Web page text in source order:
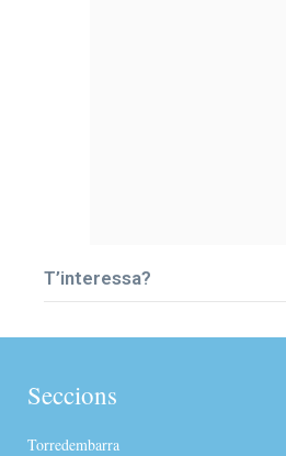
T’interessa?
Seccions
Torredembarra